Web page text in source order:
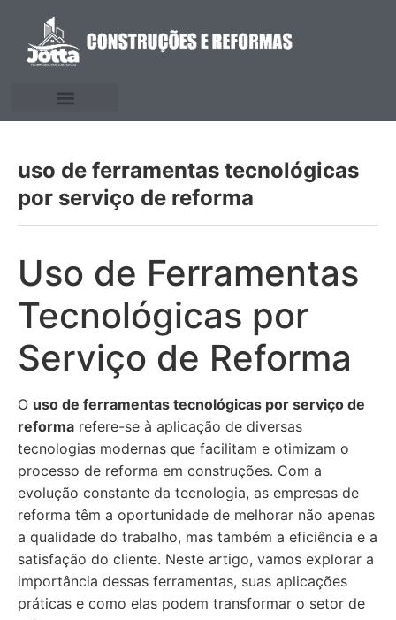
uso de ferramentas tecnológicas
por serviço de reforma
Uso de Ferramentas
Tecnológicas por
Serviço de Reforma
O uso de ferramentas tecnológicas por serviço de
reforma refere-se à aplicação de diversas
tecnologias modernas que facilitam e otimizam o
processo de reforma em construções. Com a
evolução constante da tecnologia, as empresas de
reforma têm a oportunidade de melhorar não apenas
a qualidade do trabalho, mas também a eficiência e a
satisfação do cliente. Neste artigo, vamos explorar a
importância dessas ferramentas, suas aplicações
práticas e como elas podem transformar o setor de